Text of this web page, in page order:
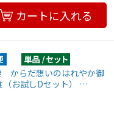
カートに入れる
からだ想いのはれやか御
（お試しDセット） …